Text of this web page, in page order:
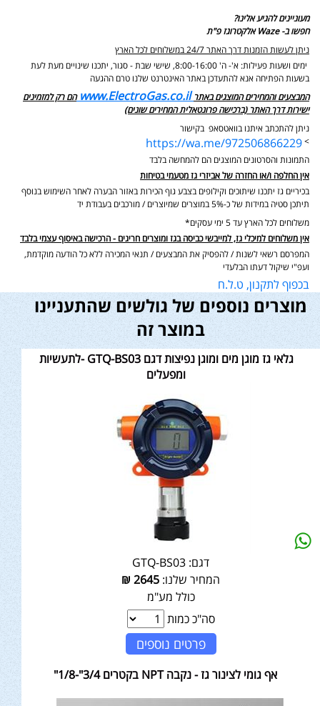
מעוניינים להגיע אלינו?
חפשו ב- Waze אלקטרוגז פ"ת
ניתן לעשות הזמנות דרך האתר 24/7 במשלוחים לכל הארץ
ימים ושעות פעילות: א'- ה' 8:00-16:00, שישי שבת - סגור,
יתכנו שינויים מעת לעת
בשעות הפתיחה אנא להתעדכן באתר האינטרנט שלנו טרם ההגעה
המבצעים והמחירים המוצגים באתר www.ElectroGas.co.il הם רק למזמינים
ישירות דרך האתר (ברכישה פרונטאלית המחירים שונים)
ניתן להתכתב איתנו בוואטסאפ בקישור
>
https://wa.me/972506866229
התמונות והסרטונים המוצגים הם להמחשה בלבד
אין החלפה ו/או החזרה של אביזרי גז מטעמי בטיחות
בכיריים גז יתכנו שיתוכים וקילופים בצבע גוף הכירות באזור הבערה לאחר השימוש בנוסף
תיתכן סטיה במידות של כ-5% במוצרים שמיוצרים / מורכבים בעבודת יד
משלוחים לכל הארץ עד 5 ימי עסקים*
אין משלוחים למיכלי גז, למייבשי כביסה בגז ומוצרים חריגים - הרכישה באיסוף עצמי בלבד
המפרסם רשאי לשנות / להפסיק את המבצעים / תנאי המכירה ללא כל הודעה מוקדמת,
ועפ"י שיקול דעתו הבלעדי
בכפוף לתקנון, ט.ל.ח
מוצרים נוספים של גולשים שהתעניינו
במוצר זה
גלאי גז מוגן מים ומוגן נפיצות דגם GTQ-BS03 -לתעשיות
ומפעלים
דגם: GTQ-BS03
המחיר שלנו: 2645
₪
כולל מע"מ
סה"כ כמות
פרטים נוספים
אף גומי לצינור גז - נקבה NPT בקטרים 3/4"-1/8"